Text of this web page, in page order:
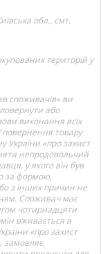
обл., смт.
територій у
споживачів» ви
або
виконання всіх
товару
України «про захист
непродовольчий
у якого він був
за формою,
з інших причин не
Споживач має
чотирнадцяти
вживається в
«про захист
замовляє,